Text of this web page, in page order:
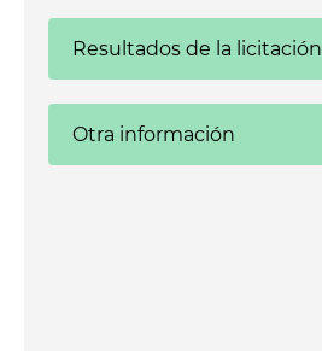
Resultados de la licitación
Otra información